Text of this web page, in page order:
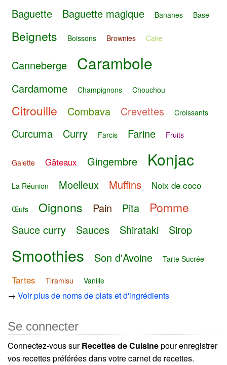
Baguette
Baguette magique Bananes Base
Beignets Boissons Brownies Cake
Canneberge Carambole
Cardamome Champignons Chouchou
Citrouille Combava Crevettes Croissants
Curcuma Curry Farcis Farine Fruits
Galette Gâteaux Gingembre Konjac
La Réunion Moelleux Muffins Noix de coco
Œufs Oignons Pain Pita Pomme
Sauce curry Sauces Shirataki Sirop
Smoothies Son d'Avoine Tarte Sucrée
Tartes Tiramisu Vanille
→ Voir plus de noms de plats et d'ingrédients
Se connecter
Connectez-vous surRecettes de Cuisinepour enregistrer
vos recettes préférées dans votre carnet de recettes.